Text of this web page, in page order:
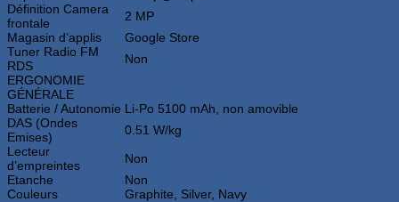
Définition Camera
frontale
2 MP
Magasin d’applis
Google Store
Tuner Radio FM
RDS
Non
ERGONOMIE
GÉNÉRALE
Batterie / Autonomie Li-Po 5100 mAh, non amovible
DAS (Ondes
Emises)
0.51 W/kg
Lecteur
d’empreintes
Non
Etanche
Non
Couleurs
Graphite, Silver, Navy